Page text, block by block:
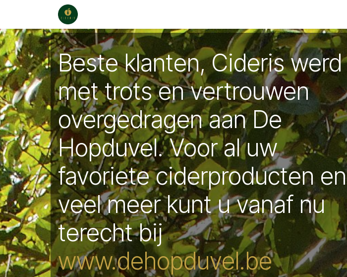
Overslaan naar inhoud
Beste klanten, Cideris werd
met trots en vertrouwen
overgedragen aan De
Hopduvel. Voor al uw
favoriete ciderproducten en
veel meer kunt u vanaf nu
terecht bij
www.dehopduvel.be